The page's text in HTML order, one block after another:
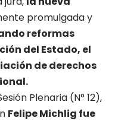
promulgada y
reformas
del Estado, el
de derechos
Plenaria (N° 12),
Felipe Michlig fue